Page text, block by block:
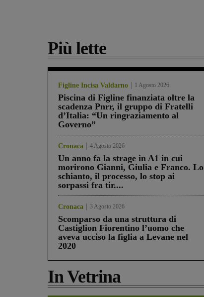
Più lette
Figline Incisa Valdarno 1 Agosto 2026
Piscina di Figline finanziata oltre la
scadenza Pnrr, il gruppo di Fratelli
d’Italia: “Un ringraziamento al
Governo”
Cronaca 4 Agosto 2026
Un anno fa la strage in A1 in cui
morirono Gianni, Giulia e Franco. Lo
schianto, il processo, lo stop ai
sorpassi fra tir....
Cronaca 3 Agosto 2026
Scomparso da una struttura di
Castiglion Fiorentino l’uomo che
aveva ucciso la figlia a Levane nel
2020
In Vetrina